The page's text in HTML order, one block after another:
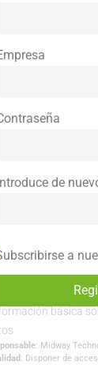
de
a
básica
: Midway
: Disponer de